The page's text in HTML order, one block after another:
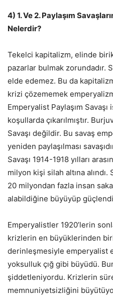
4) 1. Ve 2. Paylaşım
Nelerdir?
Tekelci kapitalizm, elinde
pazarlar bulmak zorundadır.
elde edemez. Bu da
krizi çözememek
Emperyalist Paylaşım
koşullarda çıkarılmıştır.
Savaşı değildir. Bu savaş
yeniden paylaşılması
Savaşı 1914-1918 yılları
milyon kişi silah altına
20 milyondan fazla insan
alabildiğine büyüyüp
Emperyalistler 1920’lerin
krizlerin en büyüklerinden
derinleşmesiyle emperyalist
yoksulluk çığ gibi büyüdü.
şiddetleniyordu. Krizlerin
memnuniyetsizliğini